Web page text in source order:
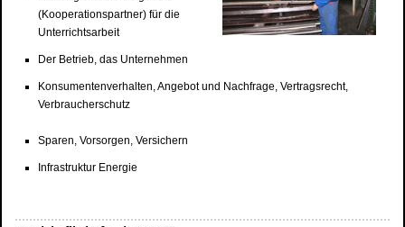
(Kooperationspartner) für die
Unterrichtsarbeit
Der Betrieb, das Unternehmen
Konsumentenverhalten, Angebot und Nachfrage, Vertragsrecht,
Verbraucherschutz
Sparen, Vorsorgen, Versichern
Infrastruktur Energie